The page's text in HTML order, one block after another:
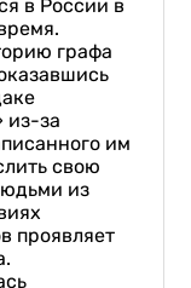
в России в
графа
из-за
им
свою
из
проявляет